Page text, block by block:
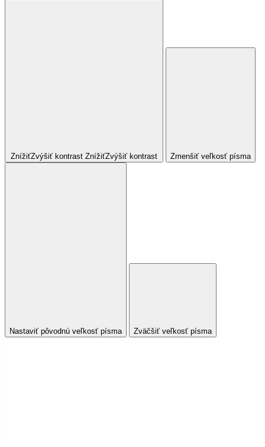
ZnížiťZvýšiť kontrast ZnížiťZvýšiť kontrast Zmenšiť veľkosť písma
Nastaviť pôvodnú veľkosť písma Zväčšiť veľkosť písma